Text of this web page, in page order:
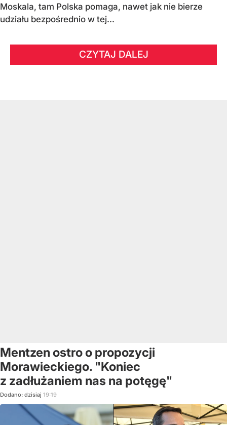
Moskala, tam Polska pomaga, nawet jak nie bierze
udziału bezpośrednio w tej...
CZYTAJ DALEJ
Mentzen ostro o propozycji
Morawieckiego. "Koniec
z zadłużaniem nas na potęgę"
Dodano: dzisiaj 19:19